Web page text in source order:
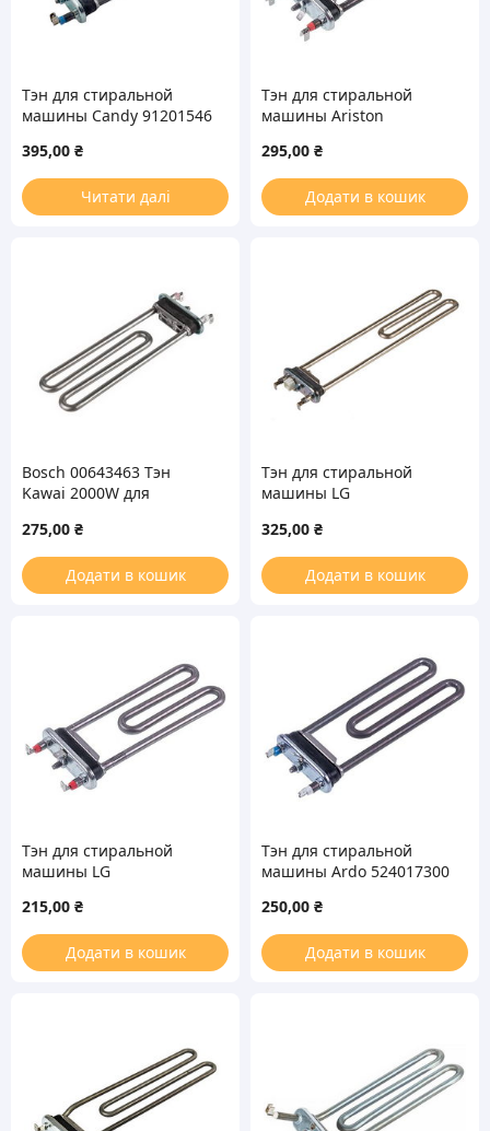
Тэн для стиральной
машины Candy 91201546
Thermowatt L=270mm
1950W
395,00 ₴
Читати далі
Тэн для стиральной
машины Ariston
1800 Thermowatt
L=190mm 1800W
295,00 ₴
Додати в кошик
Bosch 00643463 Тэн
Kawai 2000W для
275,00 ₴
Додати в кошик
Тэн для стиральной
машины LG
SB-2000 Kawai L=305mm
2000W
325,00 ₴
Додати в кошик
Тэн для стиральной
машины LG
1900 Thermowatt
L=175mm 1900W
215,00 ₴
Додати в кошик
Тэн для стиральной
машины Ardo 524017300
Thermowatt L=183mm
1900W
250,00 ₴
Додати в кошик